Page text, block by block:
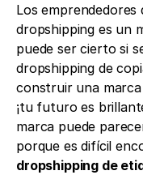
Los emprendedores
dropshipping es un
puede ser cierto si
dropshipping de
construir una
¡tu futuro es
marca puede
porque es difícil
dropshipping de